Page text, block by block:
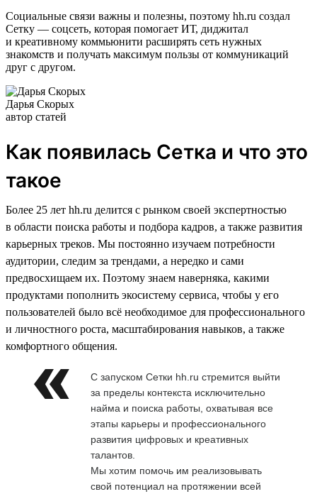
Социальные связи важны и полезны, поэтому hh.ru создал
Сетку — соцсеть, которая помогает ИТ, диджитал
и креативному коммьюнити расширять сеть нужных
знакомств и получать максимум пользы от коммуникаций
друг с другом.
Дарья Скорых
автор статей
Как появилась Сетка и что это
такое
Более 25 лет hh.ru делится с рынком своей экспертностью
в области поиска работы и подбора кадров, а также развития
карьерных треков. Мы постоянно изучаем потребности
аудитории, следим за трендами, а нередко и сами
предвосхищаем их. Поэтому знаем наверняка, какими
продуктами пополнить экосистему сервиса, чтобы у его
пользователей было всё необходимое для профессионального
и личностного роста, масштабирования навыков, а также
комфортного общения.
С запуском Сетки hh.ru стремится выйти
за пределы контекста исключительно
найма и поиска работы, охватывая все
этапы карьеры и профессионального
развития цифровых и креативных
талантов.
Мы хотим помочь им реализовывать
свой потенциал на протяжении всей